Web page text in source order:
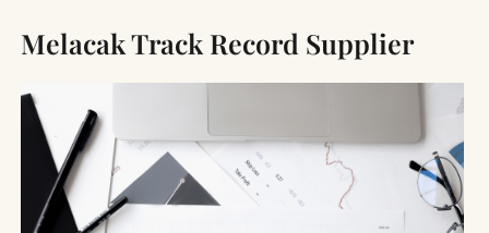
Melacak Track Record Supplier